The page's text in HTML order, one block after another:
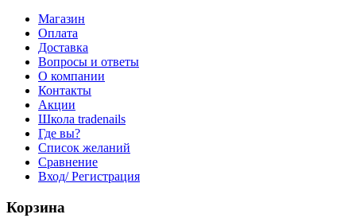
Магазин
Оплата
Доставка
Вопросы и ответы
О компании
Контакты
Акции
Школа tradenails
Где вы?
Список желаний
Сравнение
Вход/ Регистрация
Корзина